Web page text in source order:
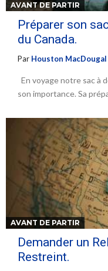
AVANT DE PARTIR
Préparer son
du Canada.
Par Houston MacDougal
En voyage notre sac à
son importance. Sa
AVANT DE PARTIR
Demander un
Restreint.